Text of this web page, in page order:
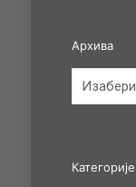
Архива
Категорије